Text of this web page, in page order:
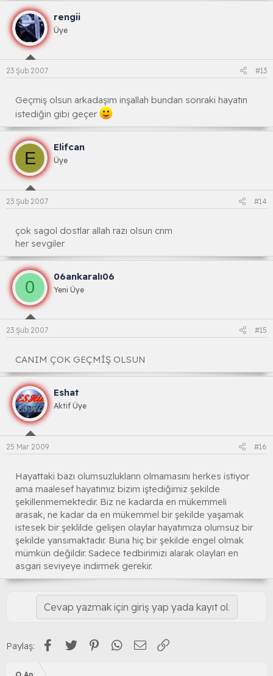
rengii
Üye
23 Şub 2007 #13
Geçmiş olsun arkadaşım inşallah bundan sonraki hayatın
istediğin gibi geçer
E
Elifcan
Üye
23 Şub 2007 #14
çok sagol dostlar allah razı olsun cnm
her sevgiler
0
06ankaralı06
Yeni Üye
23 Şub 2007 #15
CANIM ÇOK GEÇMİŞ OLSUN
Eshat
Aktif Üye
25 Mar 2009 #16
Hayattaki bazı olumsuzlukların olmamasını herkes istiyor
ama maalesef hayatımız bizim iştediğimiz şekilde
şekillenmemektedir. Biz ne kadarda en mükemmeli
arasak, ne kadar da en mükemmel bir şekilde yaşamak
istesek bir şeklilde gelişen olaylar hayatımıza olumsuz bir
şekilde yansımaktadır. Buna hiç bir şekilde engel olmak
mümkün değildir. Sadece tedbirimizi alarak olayları en
asgari seviyeye indirmek gerekir.
Cevap yazmak için giriş yap yada kayıt ol.
Paylaş: Facebook
Twitter PinterestWhatsApp
E-posta